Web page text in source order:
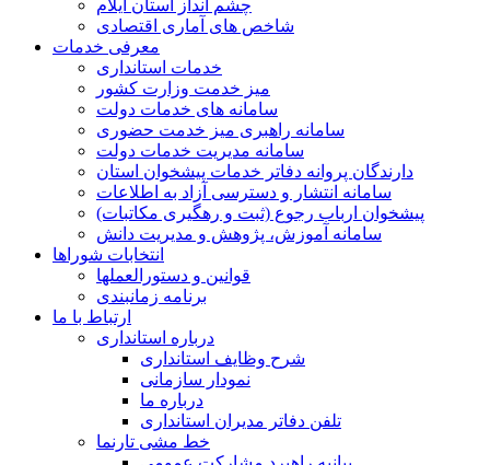
چشم انداز استان ایلام
شاخص های آماری اقتصادی
معرفی خدمات
خدمات استانداری
میز خدمت وزارت کشور
سامانه های خدمات دولت
سامانه راهبری میز خدمت حضوری
سامانه مدیریت خدمات دولت
دارندگان پروانه دفاتر خدمات پیشخوان استان
سامانه انتشار و دسترسی آزاد به اطلاعات
پیشخوان ارباب رجوع (ثبت و رهگیری مکاتبات)
سامانه آموزش، پژوهش و مدیریت دانش
انتخابات شوراها
قوانین و دستورالعملها
برنامه زمانبندی
ارتباط با ما
درباره استانداری
شرح وظایف استانداری
نمودار سازمانی
درباره ما
تلفن دفاتر مدیران استانداری
خط مشی تارنما